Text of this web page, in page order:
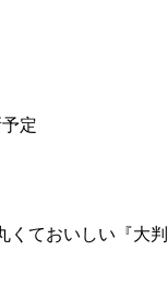
定
くておいしい『大